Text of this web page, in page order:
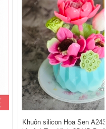
Khuôn silicon Hoa Sen